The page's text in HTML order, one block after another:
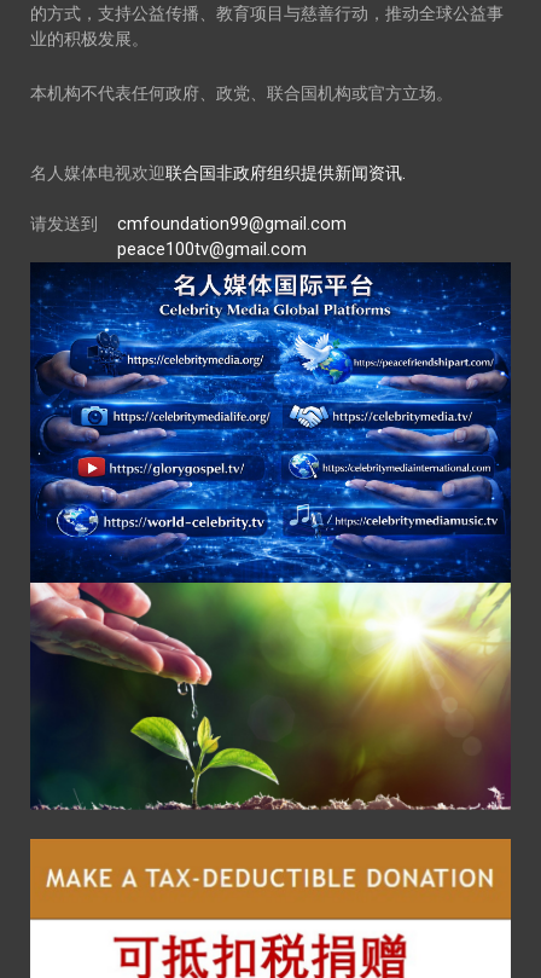
的方式，支持公益传播、教育项目与慈善行动，推动全球公益事
业的积极发展。
本机构不代表任何政府、政党、联合国机构或官方立场。
名人媒体电视欢迎联合国非政府组织提供新闻资讯.
请发送到 cmfoundation99@gmail.com
peace100tv@gmail.com